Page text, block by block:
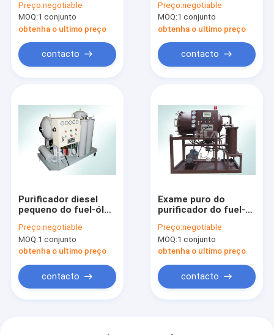
óleo do tela táctil do
PLC
Preço:negotiable
MOQ:1 conjunto
obtenha o ultimo preço
contacto
máquina da
desidratação do óleo
do aço carbono
Preço:negotiable
MOQ:1 conjunto
obtenha o ultimo preço
contacto
Purificador diesel
pequeno do fuel-óleo
purificação clara do
óleo lubrificante
Preço:negotiable
MOQ:1 conjunto
obtenha o ultimo preço
contacto
Exame puro do
purificador do fuel-
automático do PLC
sem sistema de
aquecimento
Preço:negotiable
MOQ:1 conjunto
obtenha o ultimo preço
contacto